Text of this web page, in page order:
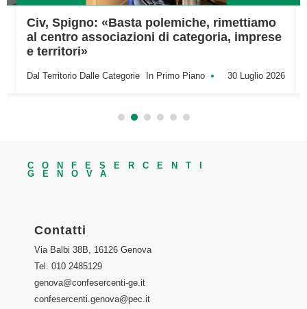
Civ, Spigno: «Basta polemiche, rimettiamo
al centro associazioni di categoria, imprese
e territori»
Dal Territorio Dalle Categorie In Primo Piano 30 Luglio 2026
CONFESERCENTI
GENOVA
Contatti
Via Balbi 38B, 16126 Genova
Tel. 010 2485129
genova@confesercenti-ge.it
confesercenti.genova@pec.it